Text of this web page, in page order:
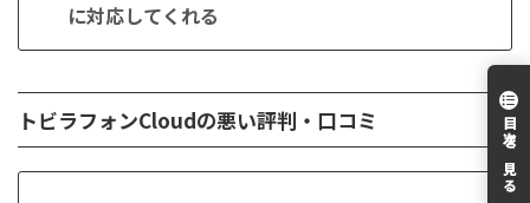
目次を見る
に対応してくれる
トビラフォンCloudの悪い評判・口コミ